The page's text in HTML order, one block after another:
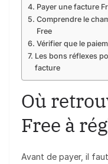
Payer une facture
Comprendre le
Free
Vérifier que le
Les bons réflexes
facture
Où
Free à
Avant de payer, il